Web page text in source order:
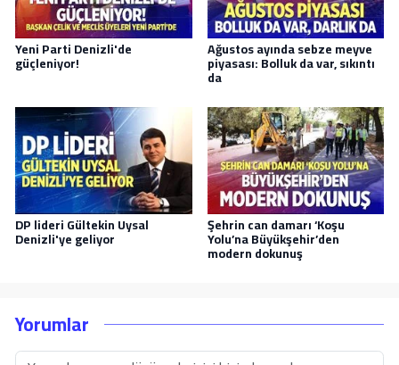
Yeni Parti Denizli'de
güçleniyor!
Ağustos ayında sebze meyve
piyasası: Bolluk da var, sıkıntı
da
DP lideri Gültekin Uysal
Denizli'ye geliyor
Şehrin can damarı ‘Koşu
Yolu’na Büyükşehir’den
modern dokunuş
Yorumlar